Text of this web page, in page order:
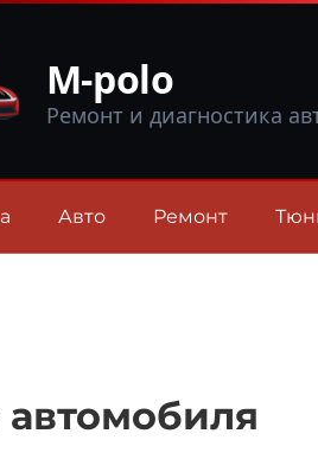
M-polo
Ремонт и диагностика
Авто Ремонт
автомобиля